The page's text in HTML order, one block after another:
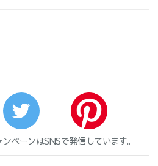
ペーンはSNSで発信しています。